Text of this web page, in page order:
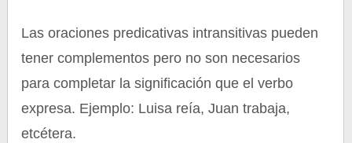
Las oraciones predicativas intransitivas pueden
tener complementos pero no son necesarios
para completar la significación que el verbo
expresa. Ejemplo: Luisa reía, Juan trabaja,
etcétera.